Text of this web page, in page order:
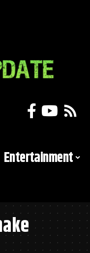
Entertainment